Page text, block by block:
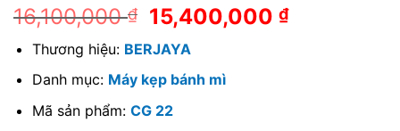
5.00 trên 5
dựa trên
2
16,100,000₫ 15,400,000₫
Thương hiệu: BERJAYA
Danh mục: Máy kẹp bánh mì
Mã sản phẩm: CG 22